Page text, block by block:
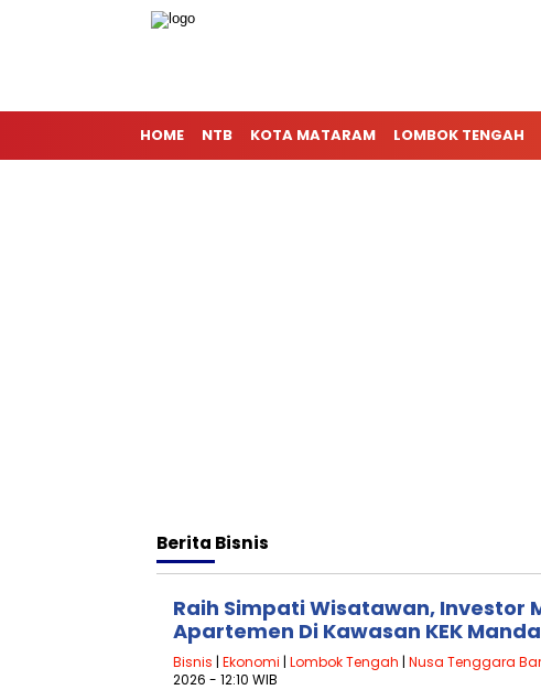
HOME NTB KOTA MATARAM LOMBOK TENGAH
Berita Bisnis
Raih Simpati Wisatawan, Investor
Apartemen Di Kawasan KEK
Bisnis | Ekonomi | Lombok Tengah | Nusa Tenggara
2026 - 12:10 WIB